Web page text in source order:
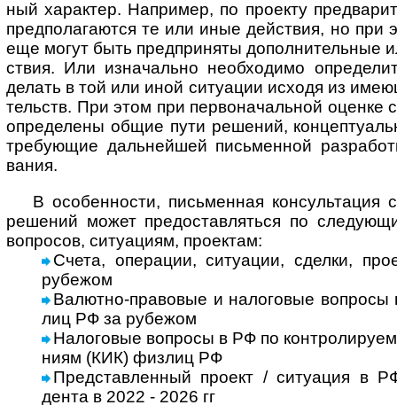
ный харак­тер. Напри­мер, по про­екту
пред­по­ла­гаю­тся те или иные дейст­вия, но при
еще могут быть пред­при­няты допол­ни­тель­ные
ст­вия. Или изна­ча­льно необ­хо­димо
делать в той или иной ситу­а­ции исходя из
тельств. При этом при пер­во­на­ча­ль­ной оценке
опре­де­лены общие пути реше­ний,
тре­бую­щие даль­ней­шей пись­мен­ной
вания.
В особенности, письменная консультация
реше­ний может пре­до­став­ля­ться по
воп­ро­сов, ситу­а­циям, про­ектам:
Счета, операции, ситуации, сделки,
рубе­жом
Валютно-правовые и налоговые
лиц РФ за рубежом
Налоговые воп­росы в РФ по
ниям (КИК) физ­лиц РФ
Представленный про­ект / ситу­а­ция в
дента в 2022 - 2026 гг